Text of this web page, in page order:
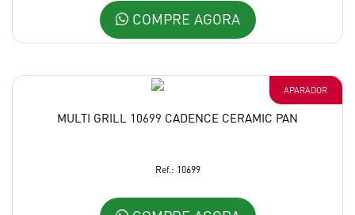
COMPRE AGORA
APARADOR
MULTI GRILL 10699 CADENCE CERAMIC PAN
Ref.: 10699